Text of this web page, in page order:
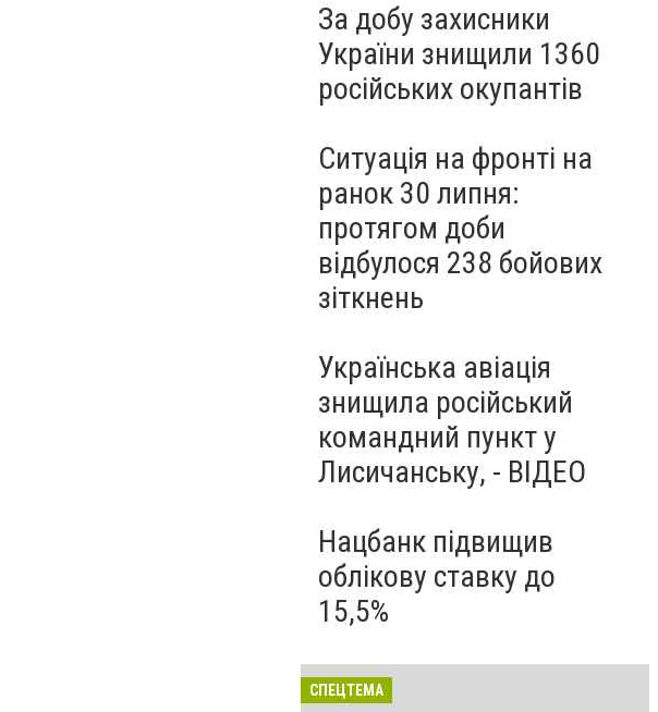
За добу захисники
України знищили 1360
російських окупантів
Ситуація на фронті на
ранок 30 липня:
протягом доби
відбулося 238 бойових
зіткнень
Українська авіація
знищила російський
командний пункт у
Лисичанську, - ВІДЕО
Нацбанк підвищив
облікову ставку до
15,5%
СПЕЦТЕМА